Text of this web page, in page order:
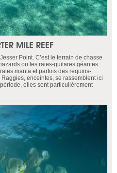
MILE REEF
Point. C’est le terrain de chasse
ou les raies-guitares géantes.
manta et parfois des requins-
enceintes, se rassemblent ici
elles sont particulièrement